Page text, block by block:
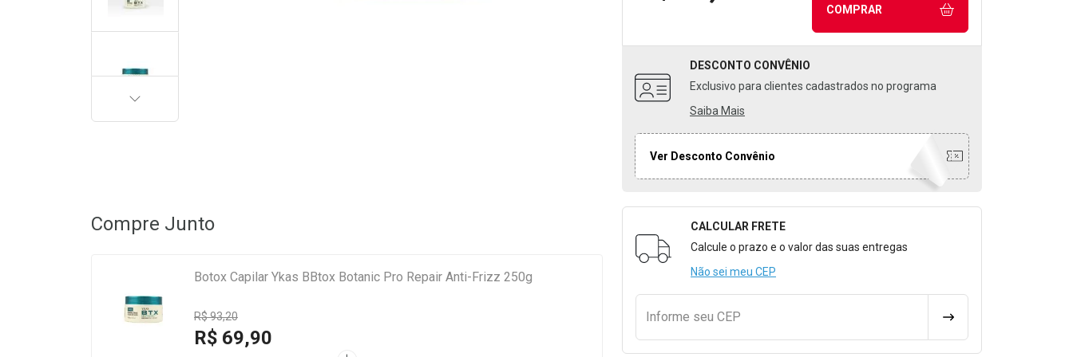
COMPRAR
DESCONTO CONVÊNIO
Exclusivo para clientes cadastrados no programa
Saiba Mais
Ver Desconto Convênio
Formulário para Calcular o Frete
CALCULAR FRETE
Calcule o prazo e o valor das suas entregas
Não sei meu CEP
Informe seu CEP CALCULAR FRETE
PRÓXIMA
Compre Junto
Botox Capilar Ykas BBtox Botanic Pro Repair Anti-Frizz 250g
R$ 93,20
R$ 69,90